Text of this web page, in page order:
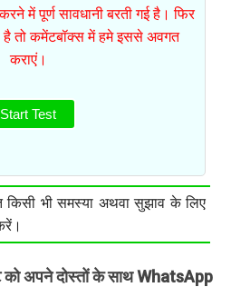
में पूर्ण सावधानी बरती गई है। फिर
है तो कमेंटबॉक्स में हमे इससे अवगत
कराएं।
Start Test
भी समस्या अथवा सुझाव के लिए
को अपने दोस्तों के साथ WhatsApp